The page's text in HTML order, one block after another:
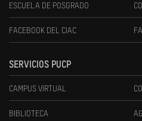
ESCUELA DE POSGRADO
FACEBOOK DEL CIAC
SERVICIOS PUCP
CAMPUS VIRTUAL
BIBLIOTECA